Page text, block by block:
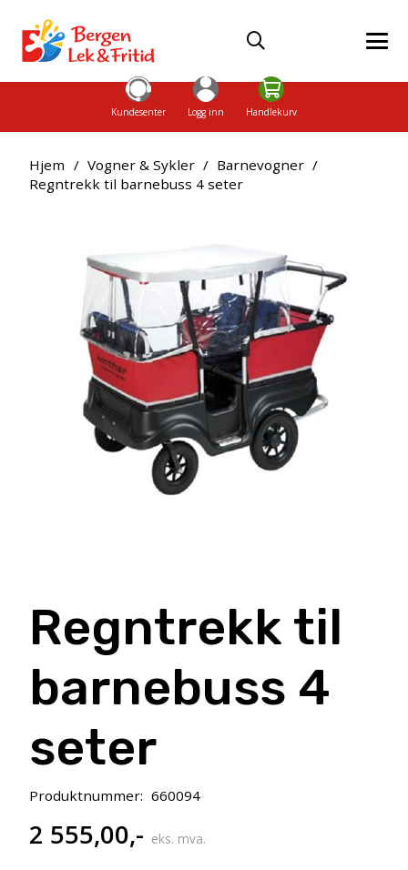
Kundesenter Logg inn Handlekurv
Hjem / Vogner & Sykler / Barnevogner /
Regntrekk til barnebuss 4 seter
Regntrekk til
barnebuss 4
seter
Produktnummer: 660094
2 555,00,- eks. mva.